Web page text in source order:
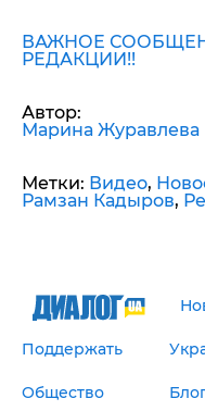
ВАЖНОЕ
РЕДАКЦИИ!!
Автор:
Марина Журавлева
Метки: Видео,
Рамзан Кадыров,
Поддержать
Общество